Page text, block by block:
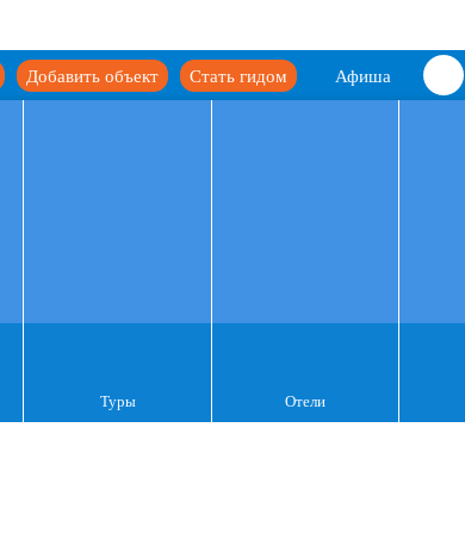
Афиша
Стать гидом
Добавить объект
Туры Отели